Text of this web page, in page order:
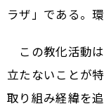
ラザ」である。
この教化活動
立たないことが
取り組み経緯を